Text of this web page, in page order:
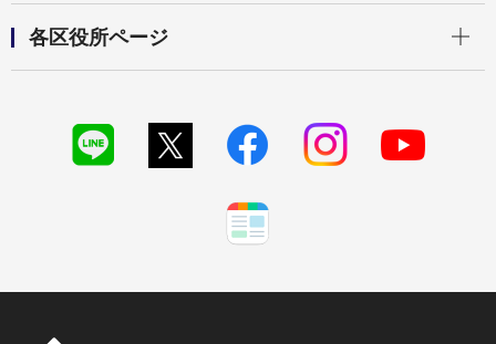
各区役所ページ